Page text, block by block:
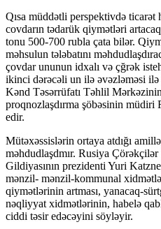
Qısa müddətli perspektivdə ticarət
covdarın tədarük qiymətləri
tonu 500-700 rubla çata bilər.
məhsulun tələbatını
çovdar ununun idxalı və çğrək
ikinci dərəcəli un ilə əvəzləməsi
Kənd Təsərrüfatı Təhlil
proqnozlaşdırma şöbəsinin
edir.
Mütəxəssislərin ortaya atdığı
məhdudlaşdmır. Rusiya Çörəkçilər
Gildiyasının prezidenti Yuri
mənzil- mənzil-kommunal
qiymətlərinin artması, yanacaq-
nəqliyyat xidmətlərinin, habelə
ciddi təsir edəcəyini söyləyir.